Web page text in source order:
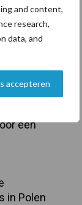
and content,
research,
data, and
accepteren
nieuws
en
een
in Polen